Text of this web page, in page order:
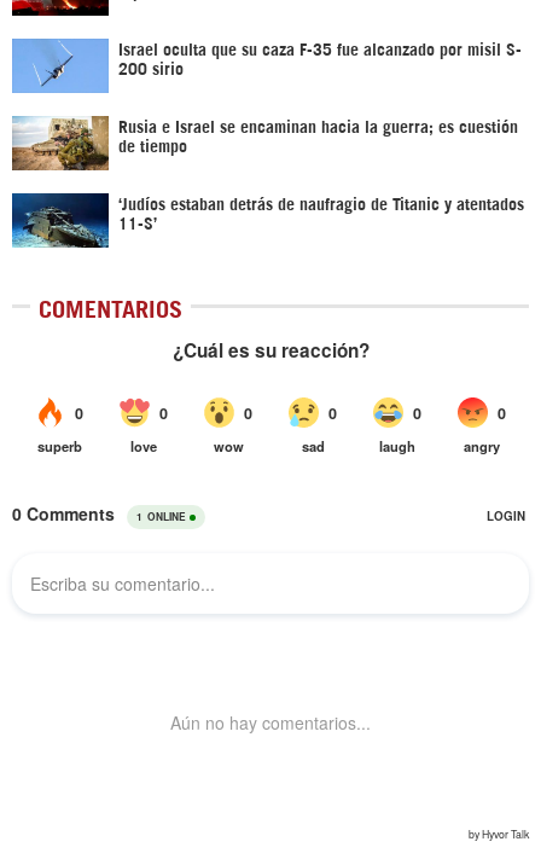
Israel oculta que su caza F-35 fue alcanzado por misil S-
200 sirio
Rusia e Israel se encaminan hacia la guerra; es cuestión
de tiempo
‘Judíos estaban detrás de naufragio de Titanic y atentados
11-S’
COMENTARIOS